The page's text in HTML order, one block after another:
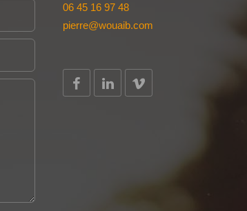
06 45 16 97 48
pierre@wouaib.com